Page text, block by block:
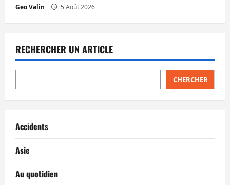
Geo Valin 5 Août 2026
RECHERCHER UN ARTICLE
CHERCHER
Accidents
Asie
Au quotidien